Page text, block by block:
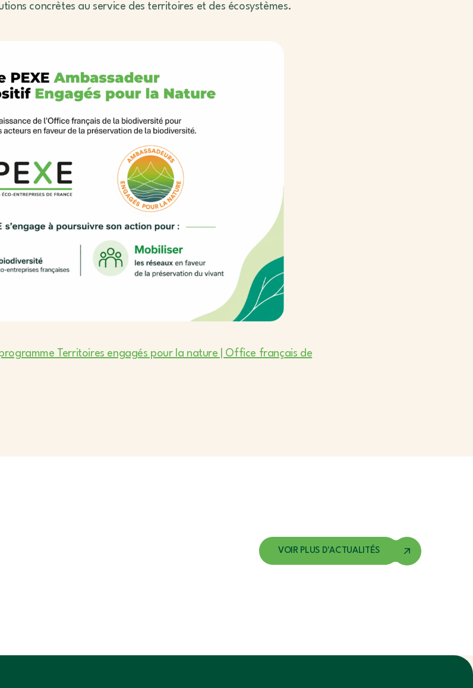
concrètes au service des territoires et des écosystèmes.
Territoires engagés pour la nature | Office français de
VOIR PLUS D'ACTUALITÉS